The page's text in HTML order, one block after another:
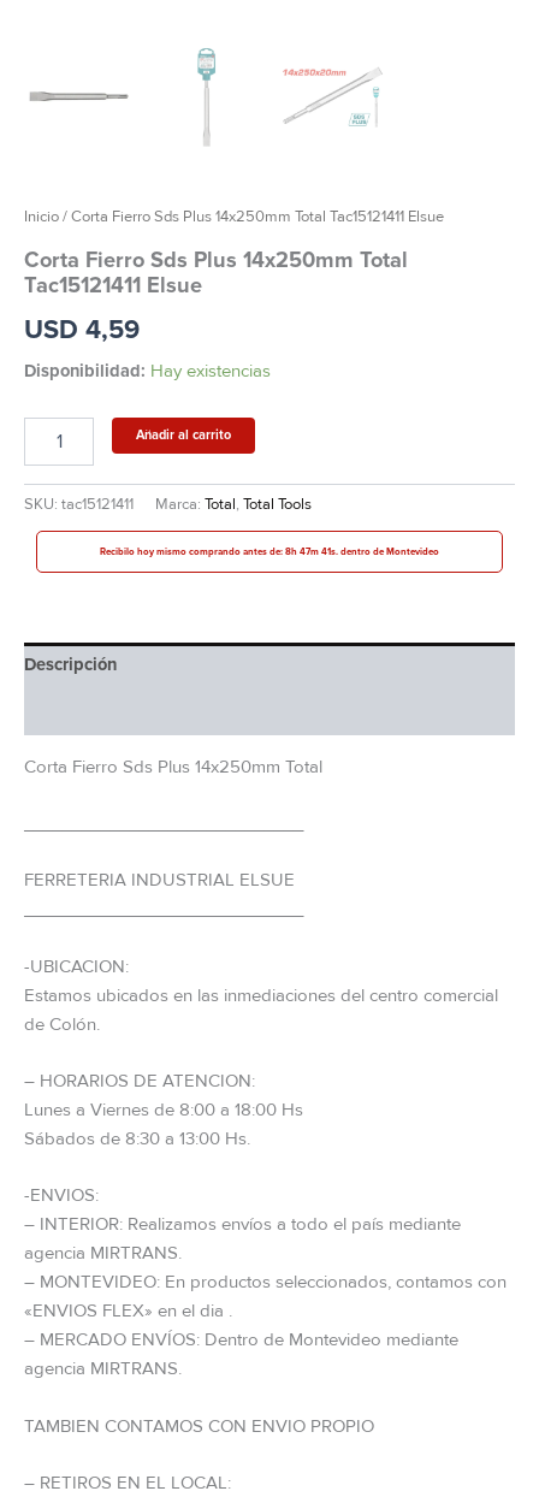
Inicio/ Corta Fierro Sds Plus 14x250mm Total Tac15121411 Elsue
Corta Fierro Sds Plus 14x250mm Total
Tac15121411 Elsue
USD 4,59
Disponibilidad: Hay existencias
Añadir al carrito
SKU: tac15121411 Marca: Total, Total Tools
Recibilo hoy mismo comprando antes de: 8h 47m 41s. dentro de Montevideo
Descripción
Corta Fierro Sds Plus 14x250mm Total
FERRETERIA INDUSTRIAL ELSUE
-UBICACION:
Estamos ubicados en las inmediaciones del centro comercial
de Colón.
– HORARIOS DE ATENCION:
Lunes a Viernes de 8:00 a 18:00 Hs
Sábados de 8:30 a 13:00 Hs.
-ENVIOS:
– INTERIOR: Realizamos envíos a todo el país mediante
agencia MIRTRANS.
– MONTEVIDEO: En productos seleccionados, contamos con
«ENVIOS FLEX» en el dia .
– MERCADO ENVÍOS: Dentro de Montevideo mediante
agencia MIRTRANS.
TAMBIEN CONTAMOS CON ENVIO PROPIO
– RETIROS EN EL LOCAL: